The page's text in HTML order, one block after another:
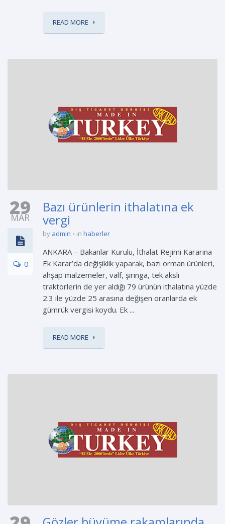
READ MORE
29
MAR
0
Bazı ürünlerin ithalatına ek
vergi
by admin in haberler
ANKARA – Bakanlar Kurulu, İthalat Rejimi Kararına
Ek Karar’da değişiklik yaparak, bazı orman ürünleri,
ahşap malzemeler, valf, şırınga, tek akslı
traktörlerin de yer aldığı 79 ürünün ithalatına yüzde
2.3 ile yüzde 25 arasına değişen oranlarda ek
gümrük vergisi koydu. Ek ...
READ MORE